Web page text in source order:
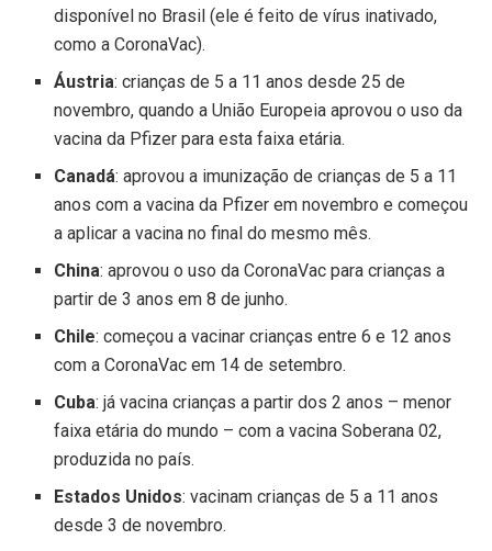
disponível no Brasil (ele é feito de vírus inativado,
como a CoronaVac).
Áustria: crianças de 5 a 11 anos desde 25 de
novembro, quando a União Europeia aprovou o uso da
vacina da Pfizer para esta faixa etária.
Canadá: aprovou a imunização de crianças de 5 a 11
anos com a vacina da Pfizer em novembro e começou
a aplicar a vacina no final do mesmo mês.
China: aprovou o uso da CoronaVac para crianças a
partir de 3 anos em 8 de junho.
Chile: começou a vacinar crianças entre 6 e 12 anos
com a CoronaVac em 14 de setembro.
Cuba: já vacina crianças a partir dos 2 anos – menor
faixa etária do mundo – com a vacina Soberana 02,
produzida no país.
Estados Unidos: vacinam crianças de 5 a 11 anos
desde 3 de novembro.